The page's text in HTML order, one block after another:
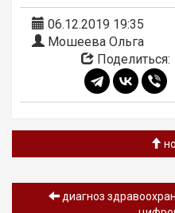
06.12.2019 19:35
Мошеева Ольга
Поделиться:
диагноз